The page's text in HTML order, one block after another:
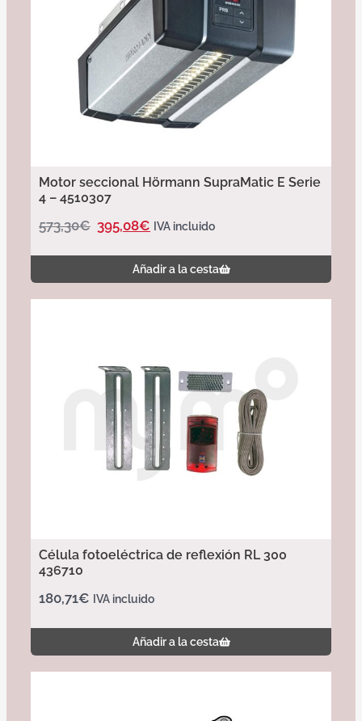
Motor seccional Hörmann SupraMatic E Serie
4 – 4510307
573,30€ 395,08€ IVA incluido
Añadir a la cesta
Célula fotoeléctrica de reflexión RL 300
436710
180,71€ IVA incluido
Añadir a la cesta